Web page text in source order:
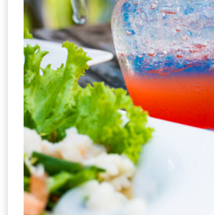
เชียงใหม่
หนาว
นัก
ใช่
ไหม?
แวะ
ไป
ผิง
ไฟ